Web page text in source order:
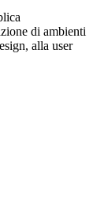
di ambienti
alla user